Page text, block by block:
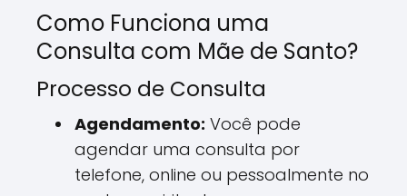
Como Funciona uma
Consulta com Mãe de Santo?
Processo de Consulta
Agendamento: Você pode
agendar uma consulta por
telefone, online ou pessoalmente no